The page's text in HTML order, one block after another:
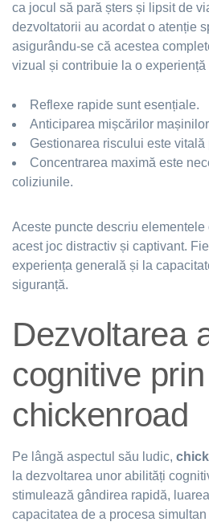
ca jocul să pară șters și lipsit de
dezvoltatorii au acordat o atenție
asigurându-se că acestea
vizual și contribuie la o
Reflexe rapide sunt esențiale.
Anticiparea mișcărilor
Gestionarea riscului este
Concentrarea maximă este
coliziunile.
Aceste puncte descriu
acest joc distractiv și captivant.
experiența generală și la
siguranță.
Dezvoltarea
cognitive
chickenroad
Pe lângă aspectul său ludic,
la dezvoltarea unor abilități
stimulează gândirea rapidă,
capacitatea de a procesa